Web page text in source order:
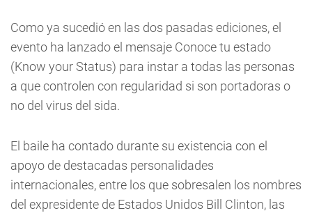
Como ya sucedió en las dos pasadas ediciones, el
evento ha lanzado el mensaje Conoce tu estado
(Know your Status) para instar a todas las personas
a que controlen con regularidad si son portadoras o
no del virus del sida.
El baile ha contado durante su existencia con el
apoyo de destacadas personalidades
internacionales, entre los que sobresalen los nombres
del expresidente de Estados Unidos Bill Clinton, las